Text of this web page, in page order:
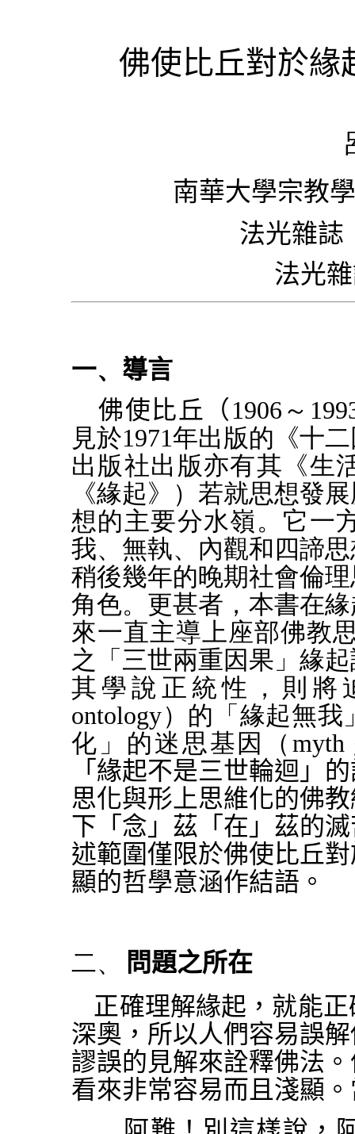
佛使比丘對於緣
南華大學宗教
法光雜誌
法光
一、 導言
佛使比丘（ 1906～
見於1971年出版的《十
出版社出版亦有其《生
《緣起》）若就思想發
想的主要分水嶺。它一
我、無執、內觀和四諦
稍後幾年的晚期社會倫
角色。更甚者，本書在
來一直主導上座部佛教
之「三世兩重因果」緣
其學說正統性，則將
ontology）的「緣起無
化」的迷思基因（myth
「緣起不是三世輪迴」
思化與形上思維化的佛
下「念」茲「在」茲的
述範圍僅限於佛使比丘
顯的哲學意涵作結語。
二、
問題之所在
正確理解緣起，就能
深奧，所以人們容易誤
謬誤的見解來詮釋佛法
看來非常容易而且淺顯